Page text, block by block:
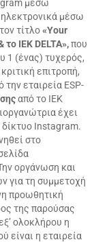
μέσω
μέσω
τίτλο«Your
IEK DELTA»,που
1 (ένας) τυχερός,
επιτροπή,
την εταιρεία ESP-
από το ΙΕΚ
έχει
δίκτυο Instagram.
στο
οργάνωση και
για τη συμμετοχή
προωθητική
της παρούσας
ολοκλήρου η
είναι η εταιρεία